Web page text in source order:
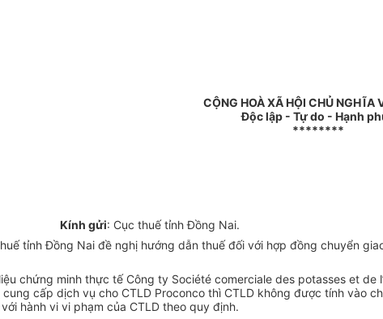
CỘNG HOÀ XÃ HỘI CHỦ NGHĨA
Độc lập - Tự do - Hạnh
********
Kính gửi: Cục thuế tỉnh Đồng Nai.
tỉnh Đồng Nai đề nghị hướng dẫn thuế đối với hợp đồng chuyển
chứng minh thực tế Công ty Société comerciale des potasses et de
cấp dịch vụ cho CTLD Proconco thì CTLD không được tính vào
hành vi vi phạm của CTLD theo quy định.